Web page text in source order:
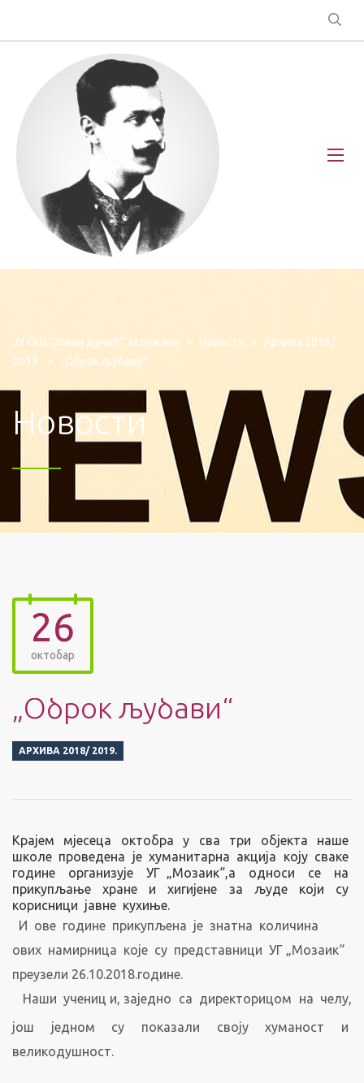
ЈУ ОШ "Јован Дучић" Залужани > Новости >
Архива 2018/
2019.
> „Оброк љубави“
Новости
26
октобар
„Оброк љубави“
АРХИВА 2018/ 2019.
Крајем мјесеца октобра у сва три објекта наше
школе проведена је хуманитарна акција коју сваке
године организује УГ „Мозаик“,а односи се на
прикупљање хране и хигијене за људе који су
корисници јавне кухиње.
И ове године прикупљена је знатна количина
ових намирница које су представници УГ „Мозаик“
преузели 26.10.2018.године.
Наши учениц и, заједно са директорицом на челу,
још једном су показали своју хуманост и
великодушност.